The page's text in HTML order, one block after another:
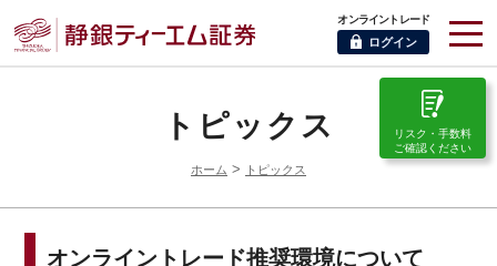
オンライントレード
ログイン
リスク・手数料
ご確認ください
トピックス
ホーム > トピックス
オンライントレード推奨環境について